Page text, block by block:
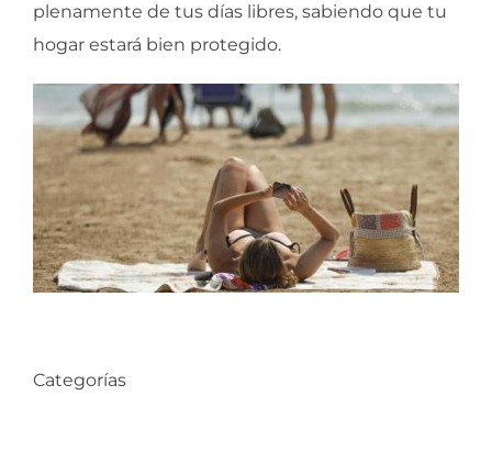
plenamente de tus días libres, sabiendo que tu
hogar estará bien protegido.
Categorías